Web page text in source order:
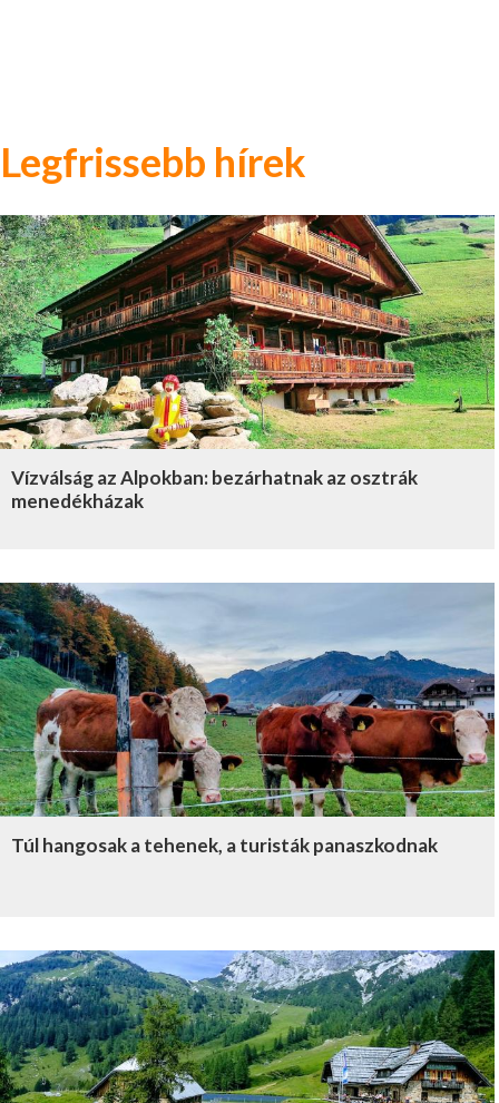
Legfrissebb hírek
Vízválság az Alpokban: bezárhatnak az osztrák
menedékházak
Túl hangosak a tehenek, a turisták panaszkodnak